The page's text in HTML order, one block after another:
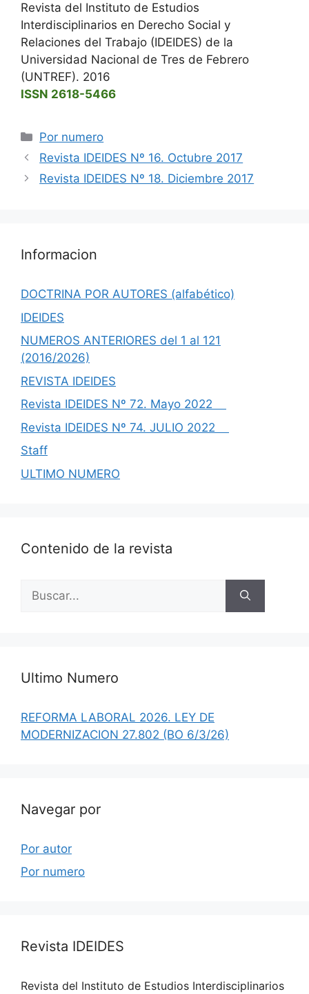
Revista del Instituto de Estudios
Interdisciplinarios en Derecho Social y
Relaciones del Trabajo (IDEIDES) de la
Universidad Nacional de Tres de Febrero
(UNTREF). 2016
ISSN 2618-5466
Categorías
Por numero
Revista IDEIDES Nº 16. Octubre 2017
Revista IDEIDES Nº 18. Diciembre 2017
Informacion
DOCTRINA POR AUTORES (alfabético)
IDEIDES
NUMEROS ANTERIORES del 1 al 121
(2016/2026)
REVISTA IDEIDES
Revista IDEIDES Nº 72. Mayo 2022
Revista IDEIDES Nº 74. JULIO 2022
Staff
ULTIMO NUMERO
Contenido de la revista
Ultimo Numero
REFORMA LABORAL 2026. LEY DE
MODERNIZACION 27.802 (BO 6/3/26)
Navegar por
Por autor
Por numero
Revista IDEIDES
Revista del Instituto de Estudios Interdisciplinarios